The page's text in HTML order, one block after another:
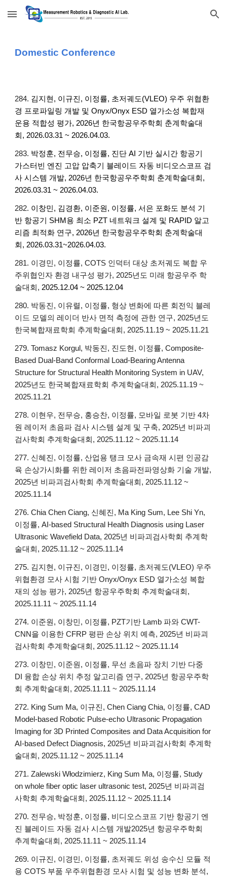
Skip to main content Skip to navigation
Domestic Conference
284. 김지현, 이규진, 이정률, 초저궤도(VLEO) 우주 위협환
경 프로파일링 개발 및 Onyx/Onyx ESD 열가소성 복합재
운용 적합성 평가, 2026년 한국항공우주학회 춘계학술대
회, 2026.03.31 ~ 2026.04.03.
283. 박정훈, 전무승, 이정률, 진단 AI 기반 실시간 항공기
가스터빈 엔진 고압 압축기 블레이드 자동 비디오스코프 검
사 시스템 개발, 2026년 한국항공우주학회 춘계학술대회,
2026.03.31 ~ 2026.04.03.
282. 이창민, 김경환, 이준원, 이정률, 서은 포화도 분석 기
반 항공기 SHM용 최소 PZT 네트워크 설계 및 RAPID 알고
리즘 최적화 연구, 2026년 한국항공우주학회 춘계학술대
회, 2026.03.31~2026.04.03.
281. 이경민, 이정률, COTS 인덕터 대상 초저궤도 복합 우
주위협인자 환경 내구성 평가, 2025년도 미래 항공우주 학
술대회, 2025.12.04 ~ 2025.12.04
280. 박동진, 이유렬, 이정률, 형상 변화에 따른 회전익 블레
이드 모델의 레이더 반사 면적 측정에 관한 연구, 2025년도
한국복합재료학회 추계학술대회, 2025.11.19 ~ 2025.11.21
279. Tomasz Korgul, 박동진, 진도현, 이정률, Composite-
Based Dual-Band Conformal Load-Bearing Antenna
Structure for Structural Health Monitoring System in UAV,
2025년도 한국복합재료학회 추계학술대회, 2025.11.19 ~
2025.11.21
278. 이현우, 전무승, 홍승찬, 이정률, 모바일 로봇 기반 4차
원 레이저 초음파 검사 시스템 설계 및 구축, 2025년 비파괴
검사학회 추계학술대회, 2025.11.12 ~ 2025.11.14
277. 신혜진, 이정률, 산업용 탱크 모사 금속재 시편 인공감
육 손상가시화를 위한 레이저 초음파전파영상화 기술 개발,
2025년 비파괴검사학회 추계학술대회, 2025.11.12 ~
2025.11.14
276. Chia Chen Ciang, 신혜진, Ma King Sum, Lee Shi Yn,
이정률, AI-based Structural Health Diagnosis using Laser
Ultrasonic Wavefield Data, 2025년 비파괴검사학회 추계학
술대회, 2025.11.12 ~ 2025.11.14
275. 김지현, 이규진, 이경민, 이정률, 초저궤도(VLEO) 우주
위협환경 모사 시험 기반 Onyx/Onyx ESD 열가소성 복합
재의 성능 평가, 2025년 항공우주학회 추계학술대회,
2025.11.11 ~ 2025.11.14
274. 이준원, 이창민, 이정률, PZT기반 Lamb 파와 CWT-
CNN을 이용한 CFRP 평판 손상 위치 예측, 2025년 비파괴
검사학회 추계학술대회, 2025.11.12 ~ 2025.11.14
273. 이창민, 이준원, 이정률, 무선 초음파 장치 기반 다중
DI 융합 손상 위치 추정 알고리즘 연구, 2025년 항공우주학
회 추계학술대회, 2025.11.11 ~ 2025.11.14
272. King Sum Ma, 이규진, Chen Ciang Chia, 이정률, CAD
Model-based Robotic Pulse-echo Ultrasonic Propagation
Imaging for 3D Printed Composites and Data Acquisition for
AI-based Defect Diagnosis, 2025년 비파괴검사학회 추계학
술대회, 2025.11.12 ~ 2025.11.14
271. Zalewski Włodzimierz, King Sum Ma, 이정률, Study
on whole fiber optic laser ultrasonic test, 2025년 비파괴검
사학회 추계학술대회, 2025.11.12 ~ 2025.11.14
270. 전무승, 박정훈, 이정률, 비디오스코프 기반 항공기 엔
진 블레이드 자동 검사 시스템 개발2025년 항공우주학회
추계학술대회, 2025.11.11 ~ 2025.11.14
269. 이규진, 이경민, 이정률, 초저궤도 위성 송수신 모듈 적
용 COTS 부품 우주위협환경 모사 시험 및 성능 변화 분석,